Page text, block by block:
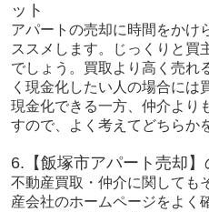
ット
アパートの売却に時間をかけ
ススメします。じっくりと買
でしょう。買取より高く売れ
く現金化したい人の場合には
現金化できる一方、仲介より
すので、よく考えてどちらか
6.【飯塚市アパート売却】
不動産買取・仲介に関しても
産会社のホームページをよく